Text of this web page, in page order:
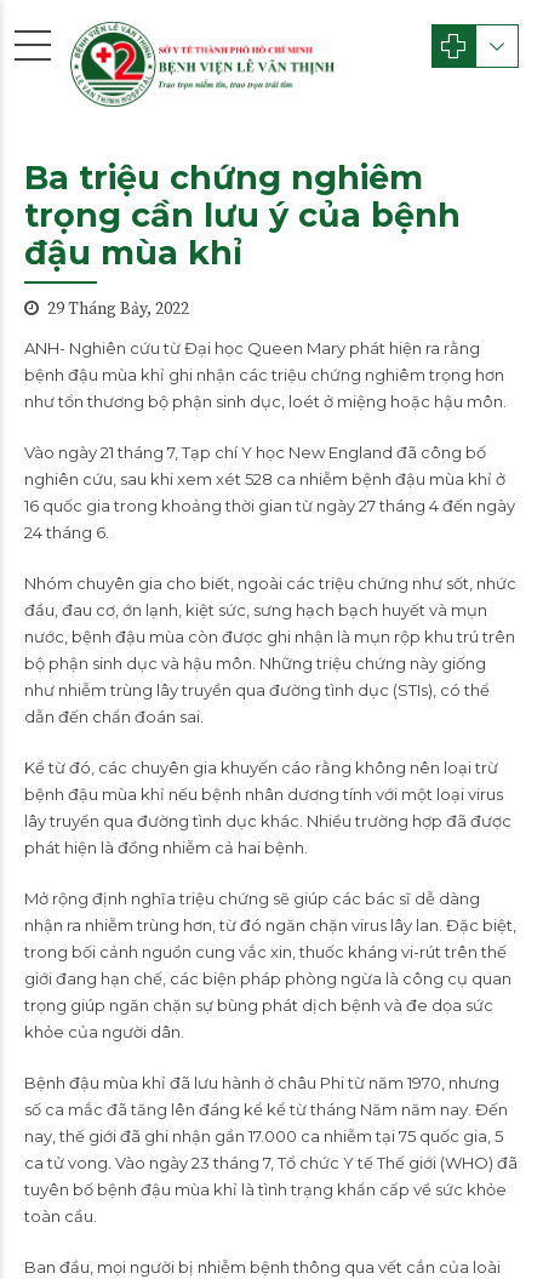
Ba triệu chứng nghiêm
trọng cần lưu ý của bệnh
đậu mùa khỉ
29 Tháng Bảy, 2022
ANH- Nghiên cứu từ Đại học Queen Mary phát hiện ra rằng
bệnh đậu mùa khỉ ghi nhận các triệu chứng nghiêm trọng hơn
như tổn thương bộ phận sinh dục, loét ở miệng hoặc hậu môn.
Vào ngày 21 tháng 7, Tạp chí Y học New England đã công bố
nghiên cứu, sau khi xem xét 528 ca nhiễm bệnh đậu mùa khỉ ở
16 quốc gia trong khoảng thời gian từ ngày 27 tháng 4 đến ngày
24 tháng 6.
Nhóm chuyên gia cho biết, ngoài các triệu chứng như sốt, nhức
đầu, đau cơ, ớn lạnh, kiệt sức, sưng hạch bạch huyết và mụn
nước, bệnh đậu mùa còn được ghi nhận là mụn rộp khu trú trên
bộ phận sinh dục và hậu môn. Những triệu chứng này giống
như nhiễm trùng lây truyền qua đường tình dục (STIs), có thể
dẫn đến chẩn đoán sai.
Kể từ đó, các chuyên gia khuyến cáo rằng không nên loại trừ
bệnh đậu mùa khỉ nếu bệnh nhân dương tính với một loại virus
lây truyền qua đường tình dục khác. Nhiều trường hợp đã được
phát hiện là đồng nhiễm cả hai bệnh.
Mở rộng định nghĩa triệu chứng sẽ giúp các bác sĩ dễ dàng
nhận ra nhiễm trùng hơn, từ đó ngăn chặn virus lây lan. Đặc biệt,
trong bối cảnh nguồn cung vắc xin, thuốc kháng vi-rút trên thế
giới đang hạn chế, các biện pháp phòng ngừa là công cụ quan
trọng giúp ngăn chặn sự bùng phát dịch bệnh và đe dọa sức
khỏe của người dân.
Bệnh đậu mùa khỉ đã lưu hành ở châu Phi từ năm 1970, nhưng
số ca mắc đã tăng lên đáng kể kể từ tháng Năm năm nay. Đến
nay, thế giới đã ghi nhận gần 17.000 ca nhiễm tại 75 quốc gia, 5
ca tử vong. Vào ngày 23 tháng 7, Tổ chức Y tế Thế giới (WHO) đã
tuyên bố bệnh đậu mùa khỉ là tình trạng khẩn cấp về sức khỏe
toàn cầu.
Ban đầu, mọi người bị nhiễm bệnh thông qua vết cắn của loài